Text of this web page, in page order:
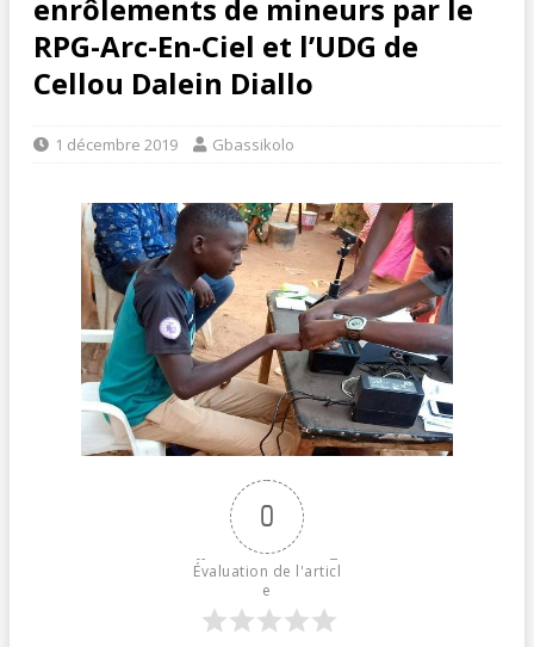
enrôlements de mineurs par le
RPG-Arc-En-Ciel et l’UDG de
Cellou Dalein Diallo
1 décembre 2019 Gbassikolo
0
Évaluation de l'articl
e